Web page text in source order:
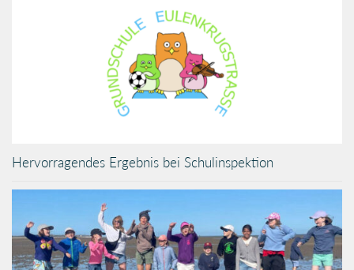
Hervorragendes Ergebnis bei Schulinspektion